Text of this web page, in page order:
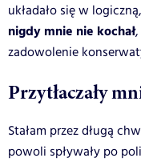
układało się w
nigdy mnie nie kochał
zadowolenie
Przytłaczały
Stałam przez długą
powoli spływały po